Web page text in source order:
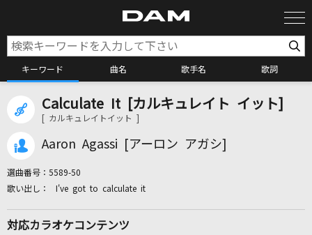
キーワード 曲名 歌手名 歌詞
カラオケ検索
カラオケ店舗検索
Calculate It [カルキュレイト イット]
[ カルキュレイトイット ]
Aaron Agassi [アーロン アガシ]
選曲番号： 5589-50
I've got to calculate it
対応カラオケコンテンツ